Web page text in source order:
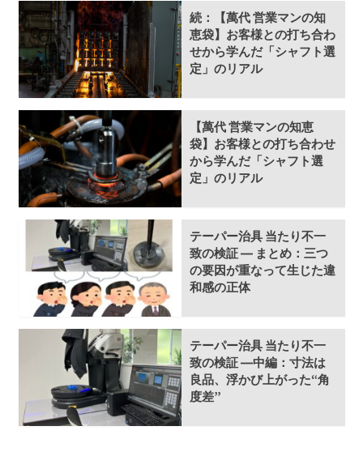
続：【萬代 営業マンの知
恵袋】お客様との打ち合わ
せから学んだ「シャフト選
定」のリアル
【萬代 営業マンの知恵
袋】お客様との打ち合わせ
から学んだ「シャフト選
定」のリアル
テーパー治具 当たり不一
致の検証 ― まとめ：三つ
の要因が重なって生じた違
和感の正体
テーパー治具 当たり不一
致の検証 ―中編：寸法は
良品、浮かび上がった“角
度差”